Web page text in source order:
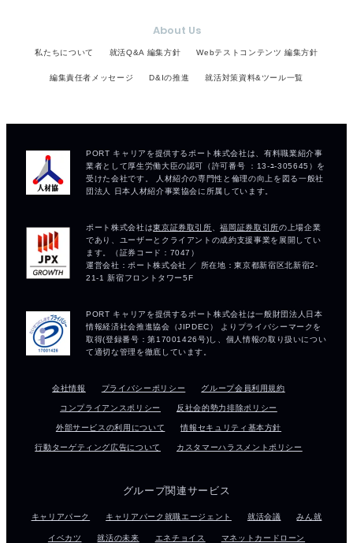
About Us
私たちについて 就活Q&A 編集方針 Webテストコンテンツ 編集方針
編集責任者メッセージ D&Iの推進 就活対策資料&ツール一覧
会社情報 プライバシーポリシー グループ会員利用規約
コンプライアンスポリシー 反社会的勢力排除ポリシー
外部サービスの利用について 情報セキュリティ基本方針
行動ターゲティング広告について カスタマーハラスメントポリシー